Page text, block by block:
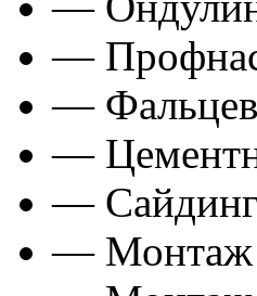
—
—
—
— Сайдинг
— Монтаж